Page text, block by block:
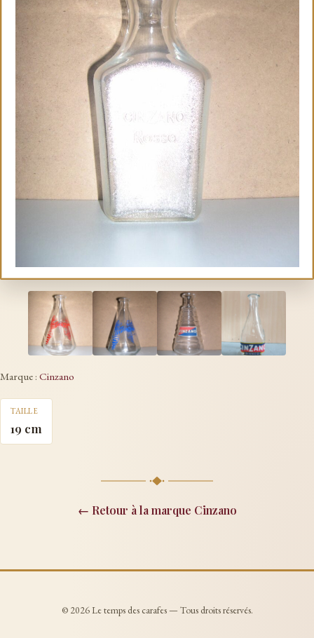
Marque : Cinzano
TAILLE
19 cm
← Retour à la marque Cinzano
© 2026 Le temps des carafes — Tous droits réservés.